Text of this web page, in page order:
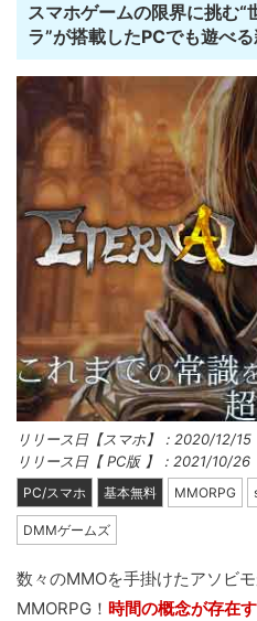
スマホゲームの限界に挑む
ラ”が搭載したPCでも遊べ
リリース日【スマホ】：2020/12/15
リリース日【 PC版 】：2021/10/26
PC/スマホ 基本無料 MMORPG
DMMゲームズ
数々のMMOを手掛けたアソビ
MMORPG！ 時間の概念が存在